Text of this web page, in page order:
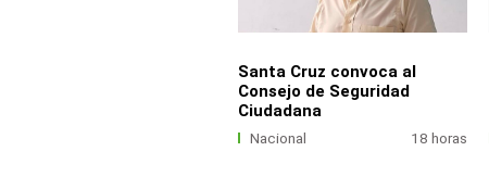
Santa Cruz convoca al
Consejo de Seguridad
Ciudadana
Nacional 18 horas